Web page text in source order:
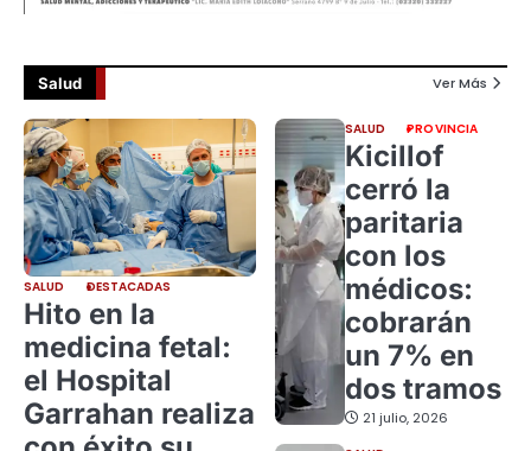
Salud Ver Más
SALUD DESTACADAS
Hito en la
medicina fetal:
el Hospital
Garrahan realiza
SALUD PROVINCIA
Kicillof
cerró la
paritaria
con los
médicos:
cobrarán
un 7% en
dos tramos
21 julio, 2026